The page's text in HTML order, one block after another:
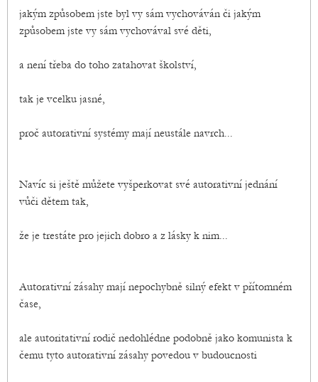
jakým způsobem jste byl vy sám vychováván či jakým
způsobem jste vy sám vychovával své děti,
a není třeba do toho zatahovat školství,
tak je vcelku jasné,
proč autorativní systémy mají neustále navrch...
Navíc si ještě můžete vyšperkovat své autorativní jednání
vůči dětem tak,
že je trestáte pro jejich dobro a z lásky k nim...
Autorativní zásahy mají nepochybně silný efekt v přítomném
čase,
ale autoritativní rodič nedohlédne podobně jako komunista k
čemu tyto autorativní zásahy povedou v budoucnosti